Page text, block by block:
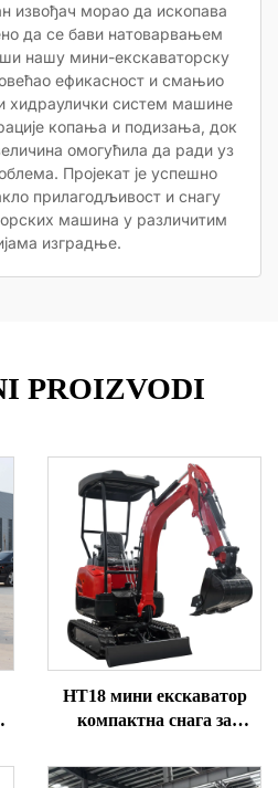
извођач морао да ископава
да се бави натоварвањем
нашу мини-екскаваторску
ефикасност и смањио
хидраулички систем машине
копања и подизања, док
омогућила да ради уз
Пројекат је успешно
прилагодљивост и снагу
машина у различитим
изградње.
PROIZVODI
HT18 мини екскаватор
компактна снага за